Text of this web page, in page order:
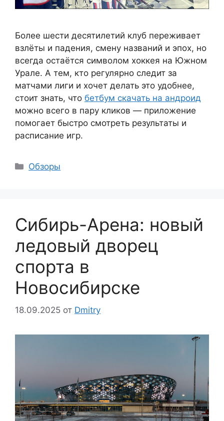
Более шести десятилетий клуб переживает
взлёты и падения, смену названий и эпох, но
всегда остаётся символом хоккея на Южном
Урале. А тем, кто регулярно следит за
матчами лиги и хочет делать это удобнее,
стоит знать, что бетбум скачать на андроид
можно всего в пару кликов — приложение
помогает быстро смотреть результаты и
расписание игр.
Рубрики
Обзоры
Сибирь-Арена: новый
ледовый дворец
спорта в
Новосибирске
18.09.2025 от Dmitry